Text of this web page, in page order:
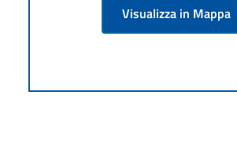
Visualizza in Mappa